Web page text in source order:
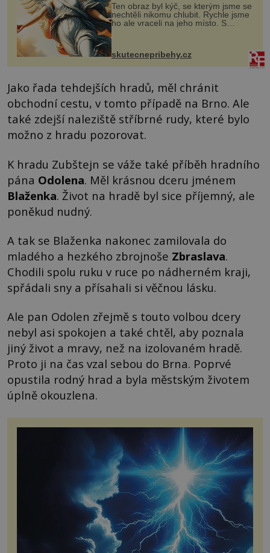
Ten obraz byl kýč, se kterým jsme se
nechtěli nikomu chlubit. Rychle jsme
ho ale vraceli na jeho místo. S
manželem Vaškem jsme si pořídili
chaloupku, takový domek na severu
Čech, kde jsme si naplánova...
skutecnepribehy.cz
Jako řada tehdejších hradů, měl chránit
obchodní cestu, v tomto případě na Brno. Ale
také zdejší naleziště stříbrné rudy, které bylo
možno z hradu pozorovat.
K hradu Zubštejn se váže také příběh hradního
pána Odolena. Měl krásnou dceru jménem
Blaženka. Život na hradě byl sice příjemný, ale
poněkud nudný.
A tak se Blaženka nakonec zamilovala do
mladého a hezkého zbrojnoše Zbraslava.
Chodili spolu ruku v ruce po nádherném kraji,
spřádali sny a přísahali si věčnou lásku.
Ale pan Odolen zřejmě s touto volbou dcery
nebyl asi spokojen a také chtěl, aby poznala
jiný život a mravy, než na izolovaném hradě.
Proto ji na čas vzal sebou do Brna. Poprvé
opustila rodný hrad a byla městským životem
úplně okouzlena.